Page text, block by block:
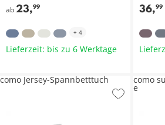
ab 23,99
+ 4
Lieferzeit: bis zu 6 Werktage
36,99
como Jersey-Spannbetttuch como
e